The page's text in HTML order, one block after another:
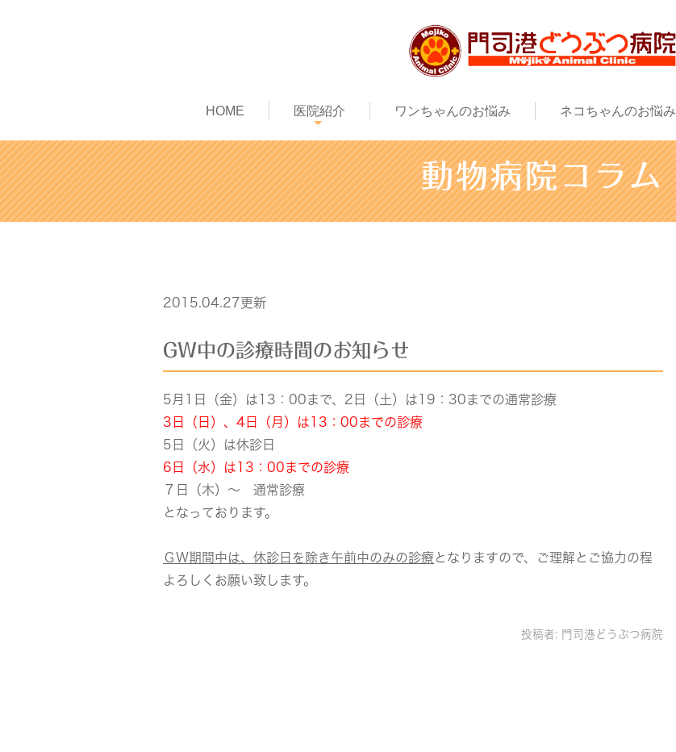
HOME 医院紹介 ワンちゃんのお悩み ネコちゃんのお悩み
動物病院コラム
2015.04.27更新
GW中の診療時間のお知らせ
5月1日（金）は13：00まで、2日（土）は19：30までの通常診療
3日（日）、4日（月）は13：00までの診療
5日（火）は休診日
6日（水）は13：00までの診療
７日（木）～ 通常診療
となっております。
ＧＷ期間中は、休診日を除き午前中のみの診療となりますので、ご理解とご協力の程
よろしくお願い致します。
投稿者: 門司港どうぶつ病院